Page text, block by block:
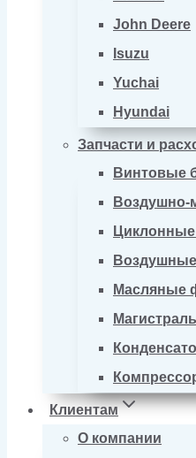
John Deere
Isuzu
Yuchai
Hyundai
Запчасти и
Винтовые
Воздушно-
Масляные
Клиентам
О компании